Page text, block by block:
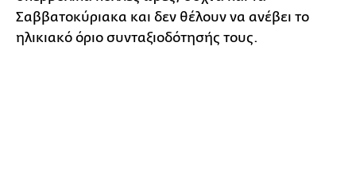
Σαββατοκύριακα και δεν θέλουν να ανέβει το
ηλικιακό όριο συνταξιοδότησής τους.